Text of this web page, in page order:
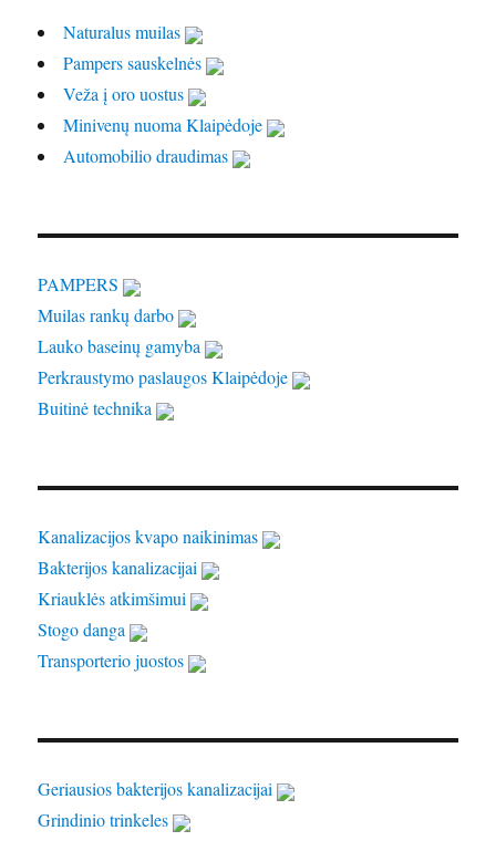
Naturalus muilas
Pampers sauskelnės
Veža į oro uostus
Minivenų nuoma Klaipėdoje
Automobilio draudimas
PAMPERS
Muilas rankų darbo
Lauko baseinų gamyba
Perkraustymo paslaugos Klaipėdoje
Buitinė technika
Kanalizacijos kvapo naikinimas
Bakterijos kanalizacijai
Kriauklės atkimšimui
Stogo danga
Transporterio juostos
Geriausios bakterijos kanalizacijai
Grindinio trinkeles